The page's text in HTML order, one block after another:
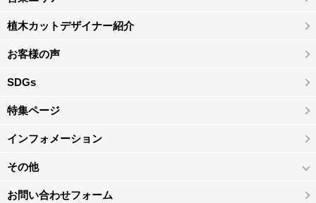
植木カットデザイナー紹介
お客様の声
SDGs
特集ページ
インフォメーション
その他
お問い合わせフォーム